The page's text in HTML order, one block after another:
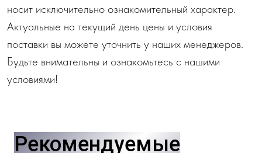
носит исключительно ознакомительный характер.
Актуальные на текущий день цены и условия
поставки вы можете уточнить у наших менеджеров.
Будьте внимательны и ознакомьтесь с нашими
условиями!
Рекомендуемые